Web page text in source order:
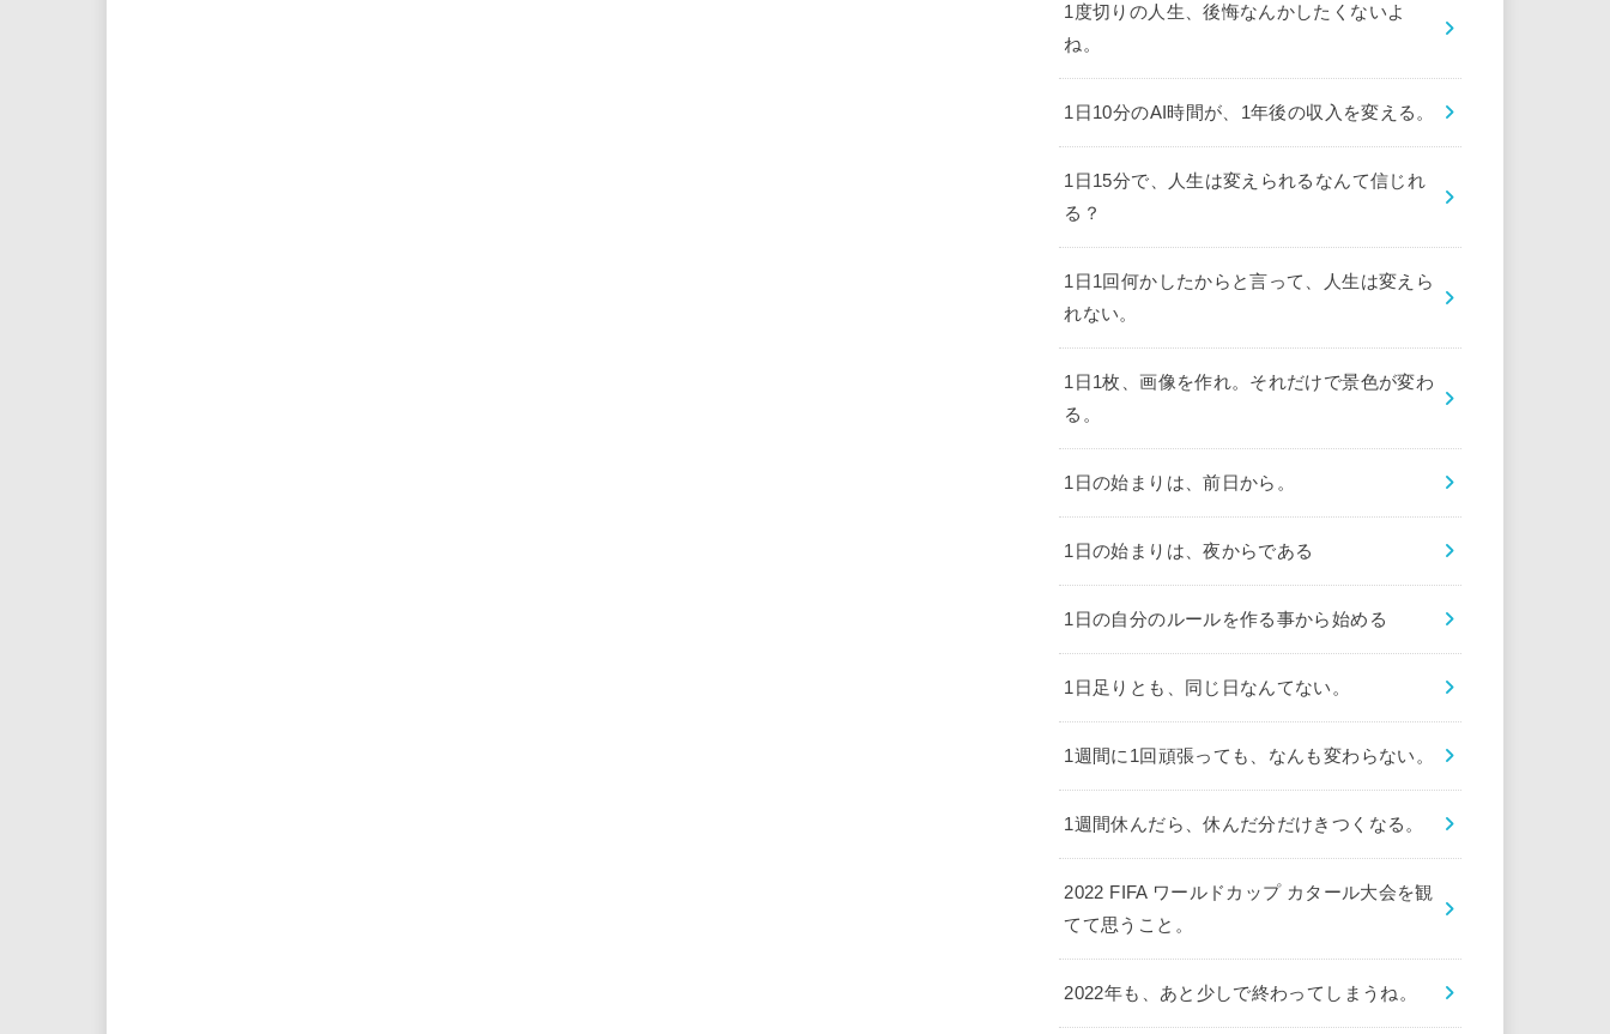
1度切りの人生、後悔なんかしたくないよ
ね。
1日10分のAI時間が、1年後の収入を変える。
1日15分で、人生は変えられるなんて信じれ
る？
1日1回何かしたからと言って、人生は変えら
れない。
1日1枚、画像を作れ。それだけで景色が変わ
る。
1日の始まりは、前日から。
1日の始まりは、夜からである
1日の自分のルールを作る事から始める
1日足りとも、同じ日なんてない。
1週間に1回頑張っても、なんも変わらない。
1週間休んだら、休んだ分だけきつくなる。
2022 FIFA ワールドカップ カタール大会を観
てて思うこと。
2022年も、あと少しで終わってしまうね。